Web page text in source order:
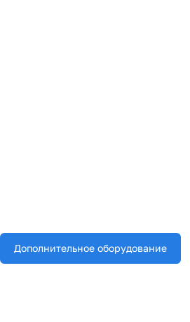
Дополнительное оборудование